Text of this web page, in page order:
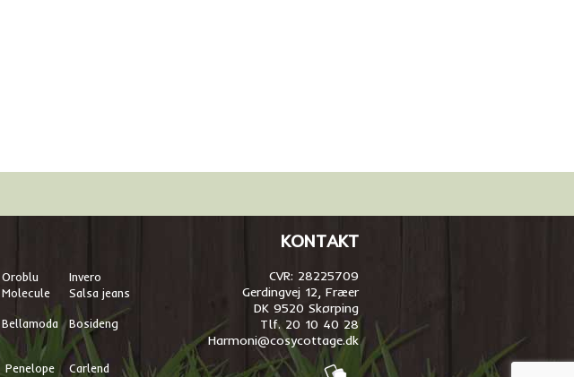
Oroblu
Invero
Molecule Salsa jeans
Bellamoda Bosideng
Penelope
Carlend
KONTAKT
CVR: 28225709
Gerdingvej 12, Fræer
DK 9520 Skørping
Tlf. 20 10 40 28
Harmoni@cosycottage.dk